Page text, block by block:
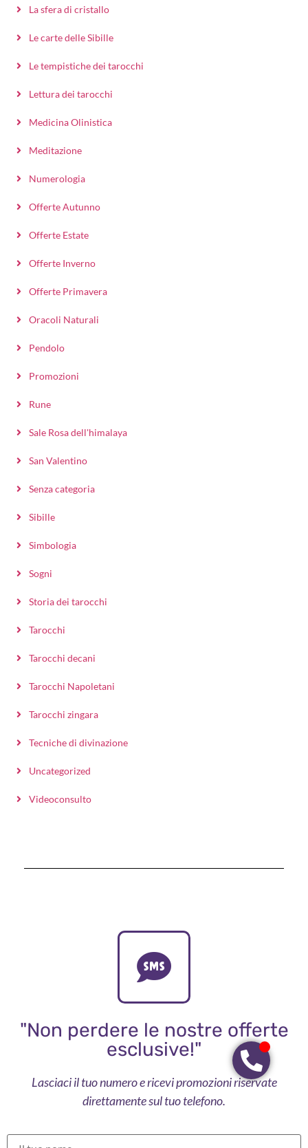
La sfera di cristallo
Le carte delle Sibille
Le tempistiche dei tarocchi
Lettura dei tarocchi
Medicina Olinistica
Meditazione
Numerologia
Offerte Autunno
Offerte Estate
Offerte Inverno
Offerte Primavera
Oracoli Naturali
Pendolo
Promozioni
Rune
Sale Rosa dell'himalaya
San Valentino
Senza categoria
Sibille
Simbologia
Sogni
Storia dei tarocchi
Tarocchi
Tarocchi decani
Tarocchi Napoletani
Tarocchi zingara
Tecniche di divinazione
Uncategorized
Videoconsulto
"Non perdere le nostre offerte
esclusive!"
Lasciaci il tuo numero e ricevi promozioni riservate
direttamente sul tuo telefono.